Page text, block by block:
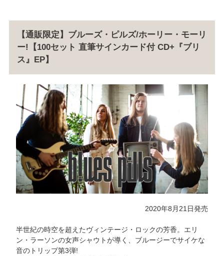
【通販限定】ブルーズ・ピルズ/ホーリー・モーリ
ー!【100セット 直筆サインカード付 CD+『ブリ
ス』EP】
2020年8月21日発売
半世紀の時空を超えたヴィンテージ・ロックの芳香。エリ
ン・ラーソンの女声シャウトが導く、ブルージーでサイケな
音のトリップ第3弾!